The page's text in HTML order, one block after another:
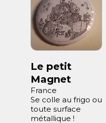
Le petit
Magnet
France
Se colle au frigo ou
toute surface
métallique !